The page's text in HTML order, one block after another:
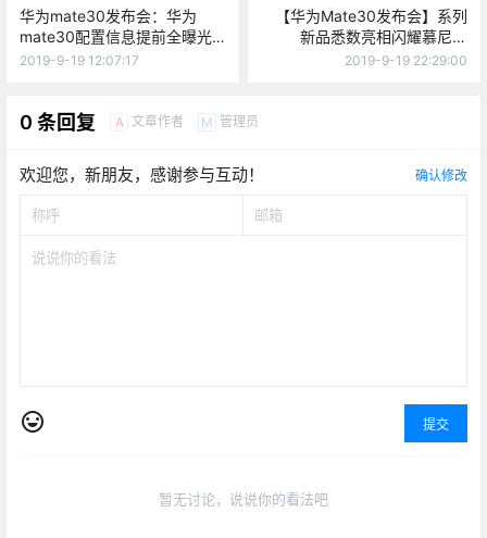
华为mate30发布会：华为
mate30配置信息提前全曝光
只等价格！（22图详解）
2019-9-19 12:07:17
【华为Mate30发布会】系列
新品悉数亮相闪耀慕尼黑
（图）
2019-9-19 22:29:00
0 条回复 A 文章作者 M 管理员
欢迎您，新朋友，感谢参与互动！ 确认修改
提交
暂无讨论，说说你的看法吧